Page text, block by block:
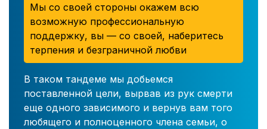
Мы со своей стороны окажем всю
возможную профессиональную
поддержку, вы — со своей, наберитесь
терпения и безграничной любви
В таком тандеме мы добьемся
поставленной цели, вырвав из рук смерти
еще одного зависимого и вернув вам того
любящего и полноценного члена семьи, о